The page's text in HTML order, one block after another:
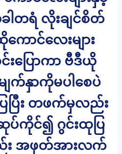
တရံ လိုးချင်စိတ်
ကောင်လေးများ
းပြောကာ ဗီဒီယို
က်နှာကိုမပါစေပဲ
ပြီး တဖက်မှလည်း
ကိုင်၍ ဂွင်းထုပြ
အဖုတ်အားလက်